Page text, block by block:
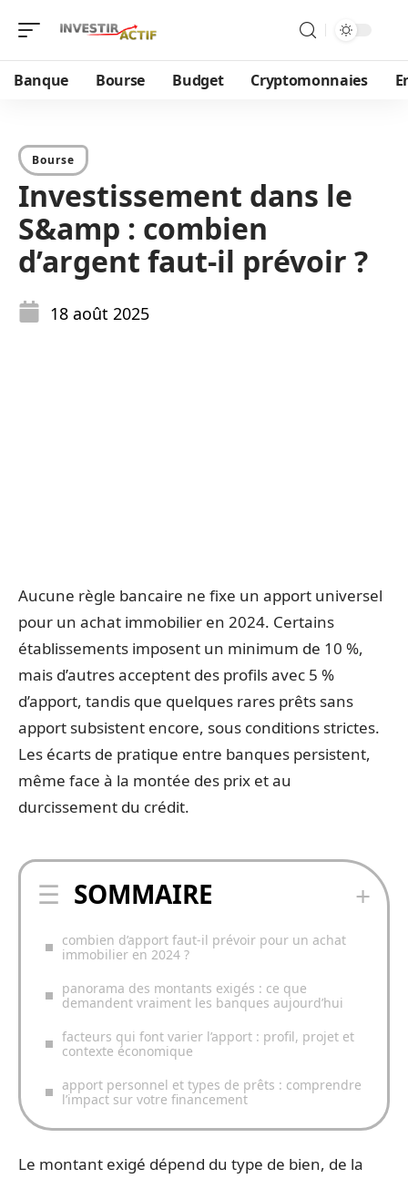
Banque Bourse Budget Cryptomonnaies
Bourse
Investissement dans le
S&amp : combien
d’argent faut-il prévoir ?
18 août 2025
Aucune règle bancaire ne fixe un apport universel
pour un achat immobilier en 2024. Certains
établissements imposent un minimum de 10 %,
mais d’autres acceptent des profils avec 5 %
d’apport, tandis que quelques rares prêts sans
apport subsistent encore, sous conditions strictes.
Les écarts de pratique entre banques persistent,
même face à la montée des prix et au
durcissement du crédit.
SOMMAIRE
combien d’apport faut-il prévoir pour un achat
immobilier en 2024 ?
panorama des montants exigés : ce que
demandent vraiment les banques aujourd’hui
facteurs qui font varier l’apport : profil, projet et
contexte économique
apport personnel et types de prêts : comprendre
l’impact sur votre financement
Le montant exigé dépend du type de bien, de la